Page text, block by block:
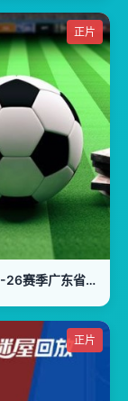
正片
8月1日25-26赛季广东省城市足球超级联赛 汕头VS梅州
正片